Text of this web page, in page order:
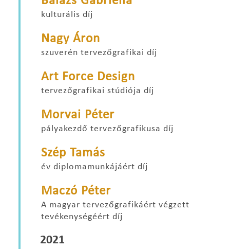
kulturális díj
Nagy Áron
szuverén tervezőgrafikai díj
Art Force Design
tervezőgrafikai stúdiója díj
Morvai Péter
pályakezdő tervezőgrafikusa díj
Szép Tamás
év diplomamunkájáért díj
Maczó Péter
A magyar tervezőgrafikáért végzett
tevékenységéért díj
2021